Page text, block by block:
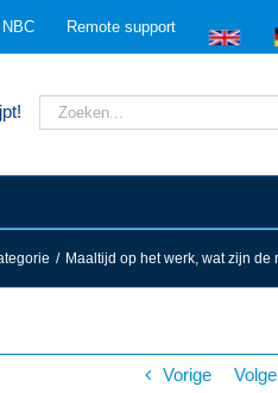
Remote support
Zoeken
naar:
/ Maaltijd op het werk, wat zijn de
Vorige